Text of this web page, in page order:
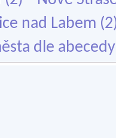
nad Labem
dle abecedy